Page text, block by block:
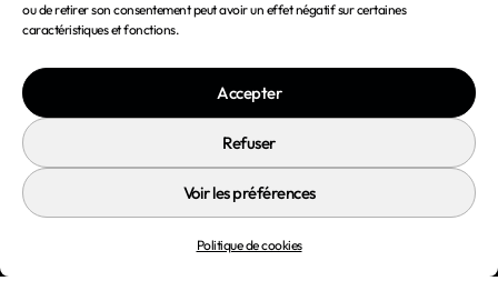
ou de retirer son consentement peut avoir un effet négatif sur certaines
caractéristiques et fonctions.
Accepter
Refuser
Voir les préférences
Politique de cookies
Conditions générales d'utilisation
Politique de confidentialité
Politique de cookies
© 2026 Profession Carrossier - Tous droits réservés